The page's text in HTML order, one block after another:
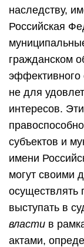
наследству,
Российская
гражданском
эффективного
не для
интересов.
субъектов и
имени
могут своими
осуществлять
выступать в
власти в
актами,